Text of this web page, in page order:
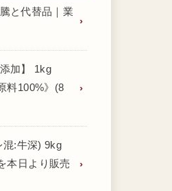
と代替品｜業
加】 1kg
料100%》(8
混:牛深) 9kg
本日より販売